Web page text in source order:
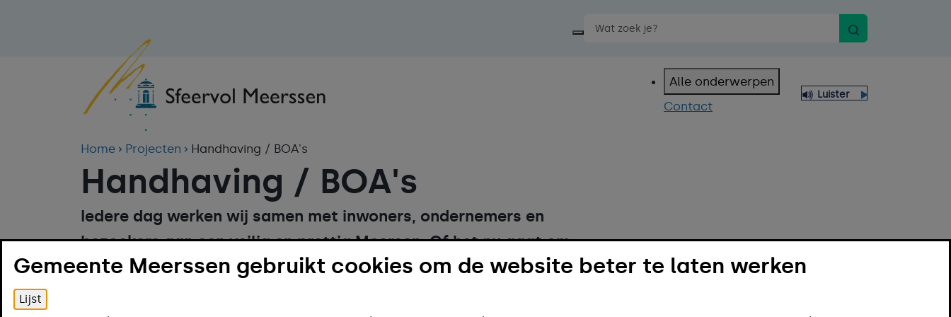
Zoeken
Alle onderwerpen
Contact
Luister
Home Projecten Handhaving / BOA's
Handhaving / BOA's
Iedere dag werken wij samen met inwoners, ondernemers en
bezoekers aan een veilig en prettig Meersen. Of het nu gaat om
toezicht in de wijken, het aanpakken van overlast of het gesprek
Gemeente Meerssen gebruikt cookies om de website beter te laten werken
Lijst